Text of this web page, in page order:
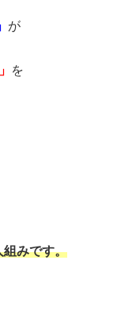
が
を
組みです。